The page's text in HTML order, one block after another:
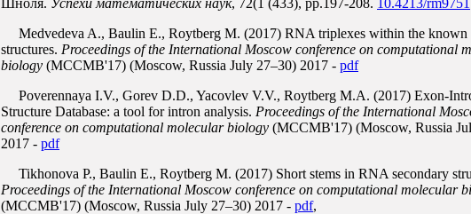
Шноля. Успехи математических наук, 72(1 (433), pp.197-208. 10.4213/rm9751
Medvedeva A., Baulin E., Roytberg M. (2017) RNA triplexes within the
structures. Proceedings of the International Moscow conference on computational
biology (MCCMB'17) (Moscow, Russia July 27–30) 2017 - pdf
Poverennaya I.V., Gorev D.D., Yacovlev V.V., Roytberg M.A. (2017) Exon-
Structure Database: a tool for intron analysis. Proceedings of the International
conference on computational molecular biology (MCCMB'17) (Moscow, Russia
2017 - pdf
Tikhonova P., Baulin E., Roytberg M. (2017) Short stems in RNA secondary
Proceedings of the International Moscow conference on computational molecular
(MCCMB'17) (Moscow, Russia July 27–30) 2017 - pdf,